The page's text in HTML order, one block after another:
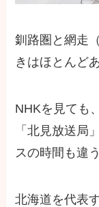
釧路圏と網走
きはほとんど
NHKを見ても
「北見放送局
スの時間も違
北海道を代表